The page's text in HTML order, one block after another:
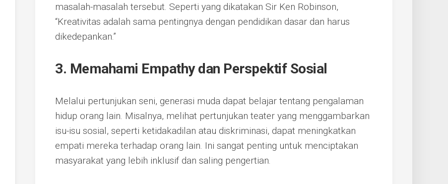
masalah-masalah tersebut. Seperti yang dikatakan Sir Ken Robinson,
“Kreativitas adalah sama pentingnya dengan pendidikan dasar dan harus
dikedepankan.”
3. Memahami Empathy dan Perspektif Sosial
Melalui pertunjukan seni, generasi muda dapat belajar tentang pengalaman
hidup orang lain. Misalnya, melihat pertunjukan teater yang menggambarkan
isu-isu sosial, seperti ketidakadilan atau diskriminasi, dapat meningkatkan
empati mereka terhadap orang lain. Ini sangat penting untuk menciptakan
masyarakat yang lebih inklusif dan saling pengertian.